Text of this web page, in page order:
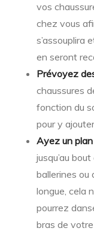
vos
chez vous
s’assouplira
en seront
Prévoyez
chaussures
fonction du
pour y
Ayez un
jusqu’au
ballerines ou
longue, cela
pourrez
bras de